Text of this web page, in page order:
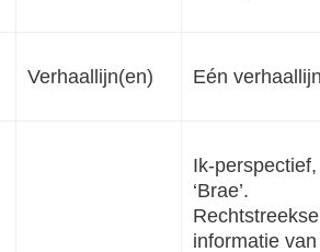
Verhaallijn(en) Eén
Ik-
‘Brae’.
Rechtstreekse
informatie van